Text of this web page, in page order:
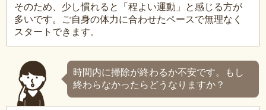
そのため、少し慣れると「程よい運動」と感じる方が
多いです。ご自身の体力に合わせたペースで無理なく
スタートできます。
時間内に掃除が終わるか不安です。もし
終わらなかったらどうなりますか？